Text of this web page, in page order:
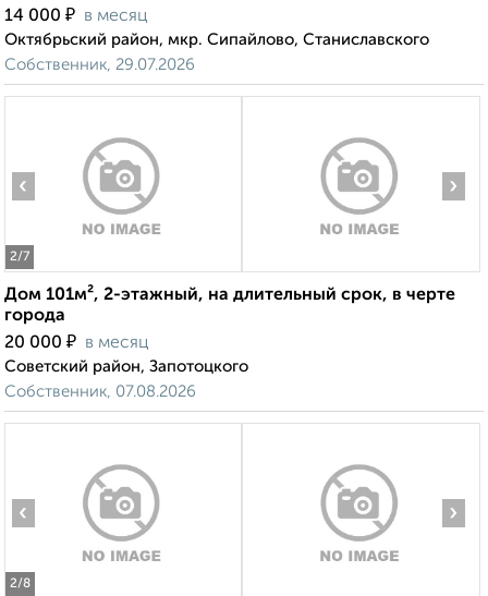
14 000 ₽ в месяц
Октябрьский район, мкр. Сипайлово, Станиславского
Собственник, 29.07.2026
2/7
‹ ›
Дом 101м², 2-этажный, на длительный срок, в черте
города
20 000 ₽ в месяц
Советский район, Запотоцкого
Собственник, 07.08.2026
2/8
‹ ›